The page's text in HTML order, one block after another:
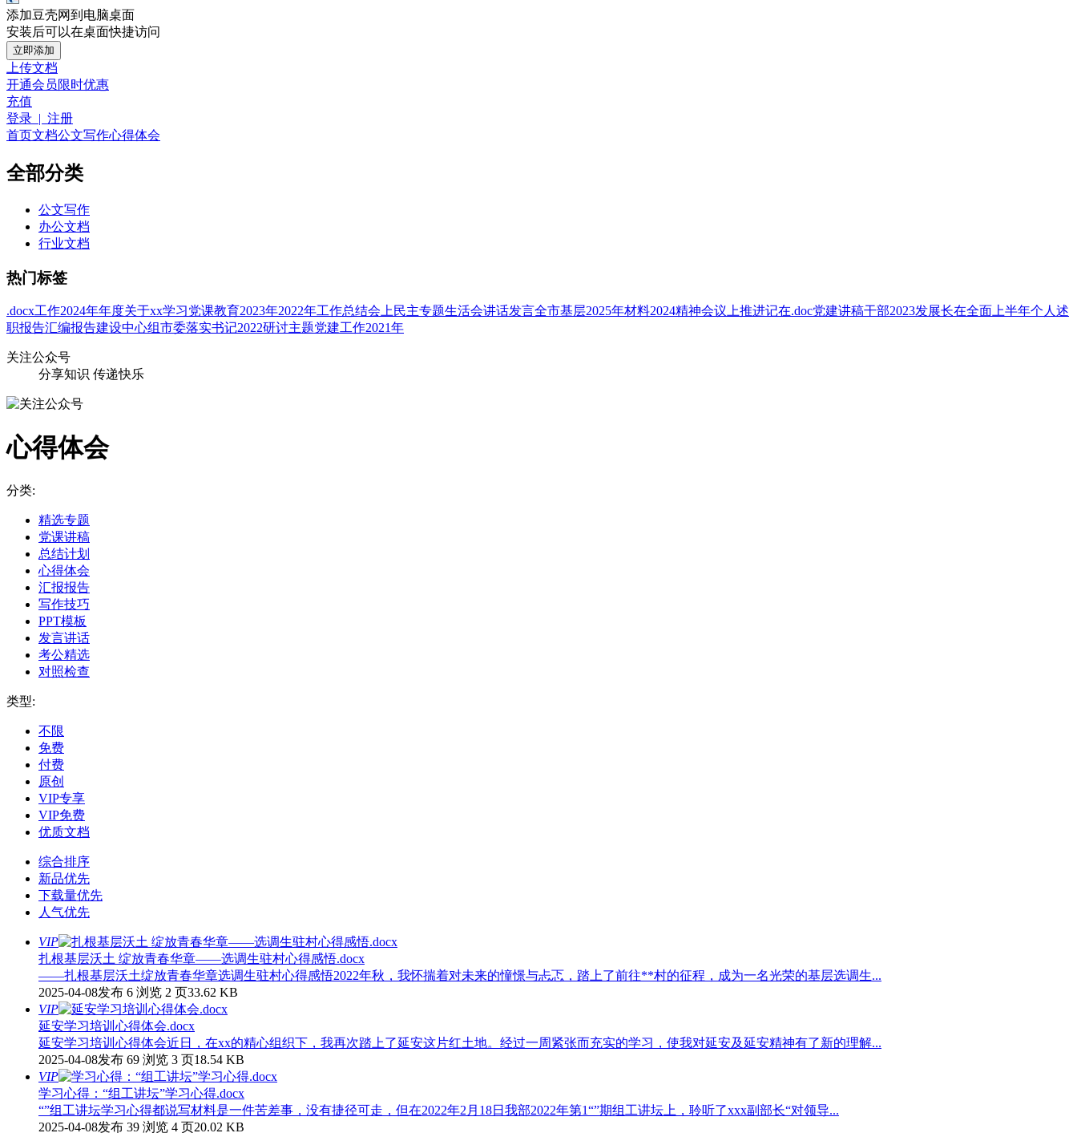
添加豆壳网到电脑桌面
安装后可以在桌面快捷访问
立即添加
上传文档
开通会员限时优惠
充值
登录 | 注册
首页文档公文写作心得体会
全部分类
公文写作
办公文档
行业文档
热门标签
.docx工作2024年年度关于xx学习党课教育2023年2022年工作总结会上 民主专题生活会讲话发言全市基层2025年材料2024精神会议上推进记在.doc党建讲稿干部2023发展长在全面 上半年个人 述
职报告汇编报告建设中心组市委落实书记2022研讨主题党建工作2021年
关注公众号
分享知识 传递快乐
心得体会
分类:
精选专题
党课讲稿
总结计划
心得体会
汇报报告
写作技巧
PPT模板
发言讲话
考公精选
对照检查
类型:
不限
免费
付费
原创
VIP专享
VIP免费
优质文档
综合排序
新品优先
下载量优先
人气优先
VIP
扎根基层沃土 绽放青春华章——选调生驻村心得感悟.docx
——扎根基层沃土绽放青春华章选调生驻村心得感悟2022年秋，我怀揣着对未来的憧憬与忐忑，踏上了前往**村的征程，成为一名光荣的基层选调生...
2025-04-08发布 6 浏览 2 页33.62 KB
VIP
延安学习培训心得体会.docx
延安学习培训心得体会近日，在xx的精心组织下，我再次踏上了延安这片红土地。经过一周紧张而充实的学习，使我对延安及延安精神有了新的理解...
2025-04-08发布 69 浏览 3 页18.54 KB
VIP
学习心得：“组工讲坛”学习心得.docx
“”组工讲坛学习心得都说写材料是一件苦差事，没有捷径可走，但在2022年2月18日我部2022年第1“”期组工讲坛上，聆听了xxx副部长“对领导...
2025-04-08发布 39 浏览 4 页20.02 KB